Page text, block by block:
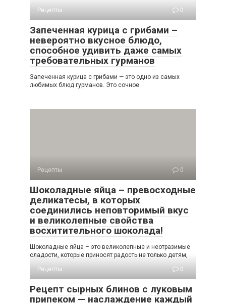
Рецепты
0
Запеченная курица с грибами –
невероятно вкусное блюдо,
способное удивить даже самых
требовательных гурманов
Запеченная курица с грибами — это одно из самых
любимых блюд гурманов. Это сочное
Рецепты 0
Шоколадные яйца – превосходные
деликатесы, в которых
соединились неповторимый вкус
и великолепные свойства
восхитительного шоколада!
Шоколадные яйца – это великолепные и неотразимые
сладости, которые приносят радость не только детям,
Рецепты
0
Рецепт сырных блинов с луковым
припеком — наслаждение каждый